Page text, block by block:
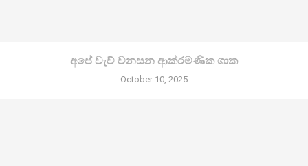
අපේ වැව් වනසන ආක්රමණික ශාක
October 10, 2025